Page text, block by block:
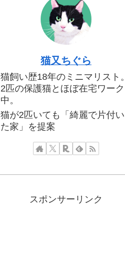
猫又ちぐら
猫飼い歴18年のミニマリスト。
2匹の保護猫とほぼ在宅ワーク
中。
猫が2匹いても「綺麗で片付い
た家」を提案
スポンサーリンク